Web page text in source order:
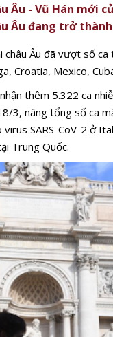
Âu - Vũ Hán mới
Âu đang trở
Âu đã vượt số ca
Croatia, Mexico,
thêm 5.322 ca
3, nâng tổng số ca
SARS-CoV-2 ở
Trung Quốc.